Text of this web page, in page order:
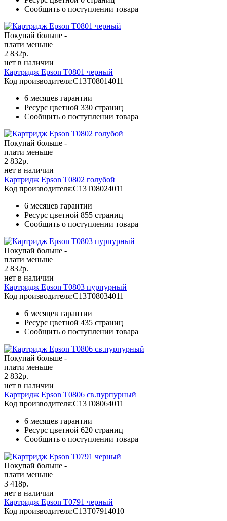
Сообщить о поступлении товара
Покупай больше -
плати меньше
2 832р.
нет в наличии
Картридж Epson T0801 черный
Код производителя:C13T08014011
6 месяцев гарантии
Ресурс цветной 330 страниц
Сообщить о поступлении товара
Покупай больше -
плати меньше
2 832р.
нет в наличии
Картридж Epson T0802 голубой
Код производителя:C13T08024011
6 месяцев гарантии
Ресурс цветной 855 страниц
Сообщить о поступлении товара
Покупай больше -
плати меньше
2 832р.
нет в наличии
Картридж Epson T0803 пурпурный
Код производителя:C13T08034011
6 месяцев гарантии
Ресурс цветной 435 страниц
Сообщить о поступлении товара
Покупай больше -
плати меньше
2 832р.
нет в наличии
Картридж Epson T0806 св.пурпурный
Код производителя:C13T08064011
6 месяцев гарантии
Ресурс цветной 620 страниц
Сообщить о поступлении товара
Покупай больше -
плати меньше
3 418р.
нет в наличии
Картридж Epson T0791 черный
Код производителя:C13T07914010